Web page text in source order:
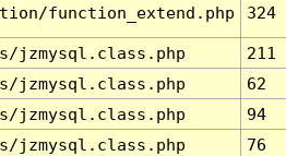
function_extend.php 324
jzmysql.class.php
211
jzmysql.class.php
62
jzmysql.class.php
94
jzmysql.class.php 76